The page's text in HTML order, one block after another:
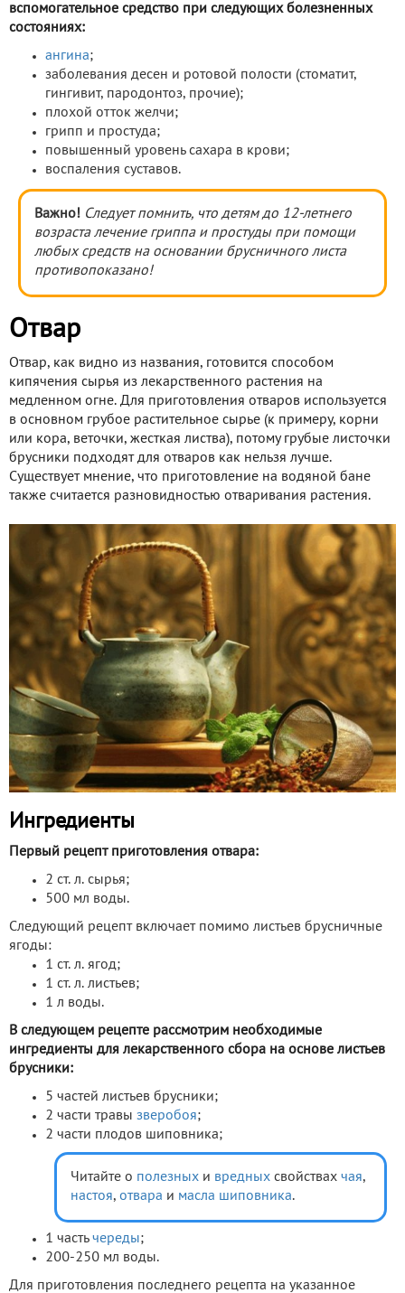
вспомогательное средство при следующих болезненных
состояниях:
ангина;
заболевания десен и ротовой полости (стоматит,
гингивит, пародонтоз, прочие);
плохой отток желчи;
грипп и простуда;
повышенный уровень сахара в крови;
воспаления суставов.
Важно! Следует помнить, что детям до 12-летнего
возраста лечение гриппа и простуды при помощи
любых средств на основании брусничного листа
противопоказано!
Отвар
Отвар, как видно из названия, готовится способом
кипячения сырья из лекарственного растения на
медленном огне. Для приготовления отваров используется
в основном грубое растительное сырье (к примеру, корни
или кора, веточки, жесткая листва), потому грубые листочки
брусники подходят для отваров как нельзя лучше.
Существует мнение, что приготовление на водяной бане
также считается разновидностью отваривания растения.
Ингредиенты
Первый рецепт приготовления отвара:
2 ст. л. сырья;
500 мл воды.
Следующий рецепт включает помимо листьев брусничные
ягоды:
1 ст. л. ягод;
1 ст. л. листьев;
1 л воды.
В следующем рецепте рассмотрим необходимые
ингредиенты для лекарственного сбора на основе листьев
брусники:
5 частей листьев брусники;
2 части травы зверобоя;
2 части плодов шиповника;
Читайте о полезных и вредных свойствах чая,
настоя, отвара и масла шиповника.
1 часть череды;
200-250 мл воды.
Для приготовления последнего рецепта на указанное